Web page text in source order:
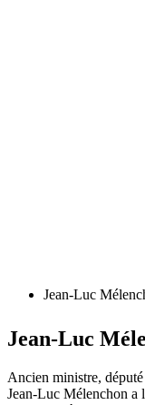
Jean-Luc
Jean-Luc
Ancien ministre, député
Jean-Luc Mélenchon a